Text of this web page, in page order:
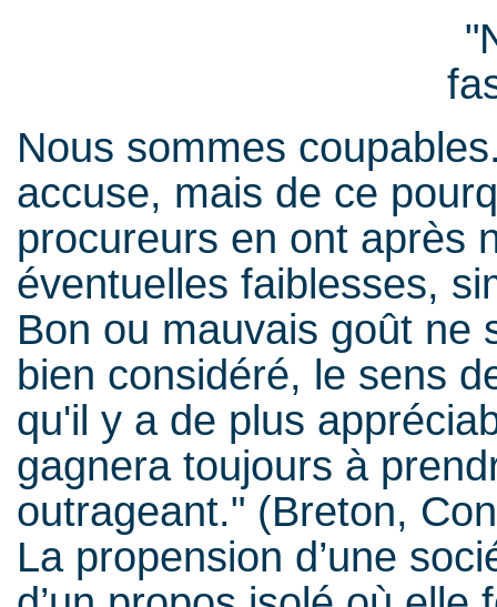
Nous sommes
accuse, mais de ce
procureurs en ont après
éventuelles faiblesses,
Bon ou mauvais goût ne
bien considéré, le sens
qu'il y a de plus
gagnera toujours à
outrageant." (Breton,
La propension d’une